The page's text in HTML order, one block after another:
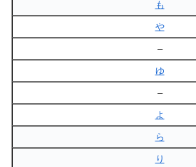
も
や
–
ゆ
–
よ
ら
り